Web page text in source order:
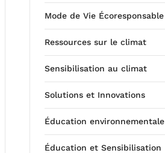
Mode de Vie Écoresponsable
Ressources sur le climat
Sensibilisation au climat
Solutions et Innovations
Éducation environnementale
Éducation et Sensibilisation